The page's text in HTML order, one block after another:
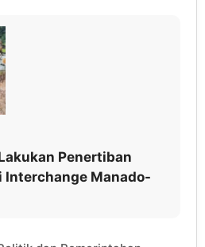
Penertiban
Interchange Manado-